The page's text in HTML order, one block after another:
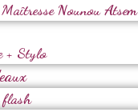
Maîtresse Nounou Atsem
+ Stylo
flash